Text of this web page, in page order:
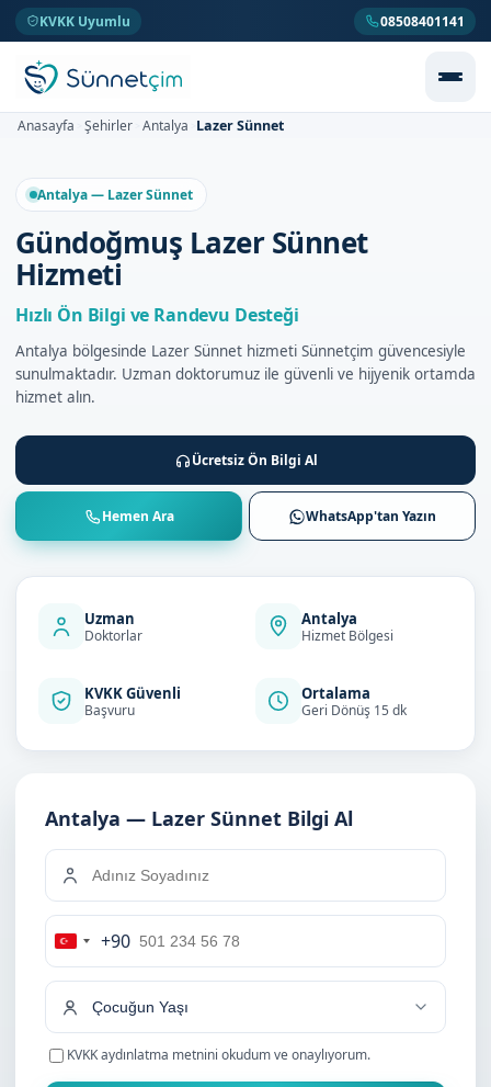
KVKK Uyumlu 08508401141
Anasayfa Şehirler Antalya Lazer Sünnet
Antalya — Lazer Sünnet
Gündoğmuş Lazer Sünnet
Hizmeti
Hızlı Ön Bilgi ve Randevu Desteği
Antalya bölgesinde Lazer Sünnet hizmeti Sünnetçim güvencesiyle
sunulmaktadır. Uzman doktorumuz ile güvenli ve hijyenik ortamda
hizmet alın.
Ücretsiz Ön Bilgi Al
Hemen Ara WhatsApp'tan Yazın
Uzman
Doktorlar
Antalya
Hizmet Bölgesi
KVKK Güvenli
Başvuru
Ortalama
Geri Dönüş 15 dk
Antalya — Lazer Sünnet Bilgi Al
Turkey
+90
+90
KVKK aydınlatma metnini okudum ve onaylıyorum.